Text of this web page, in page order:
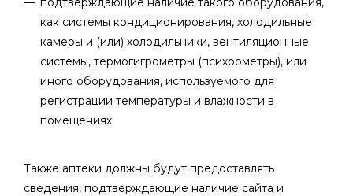
как системы кондиционирования, холодильные
камеры и (или) холодильники, вентиляционные
системы, термогигрометры (психрометры), или
иного оборудования, используемого для
регистрации температуры и влажности в
помещениях.
Также аптеки должны будут предоставлять
сведения, подтверждающие наличие сайта и